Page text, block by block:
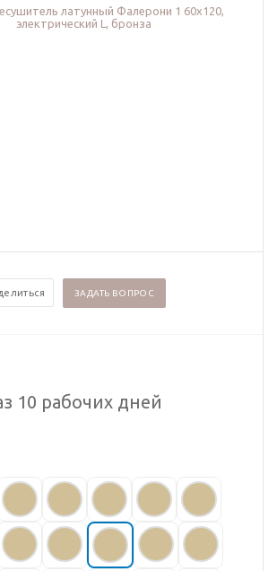
ЗАДАТЬ ВОПРОС
10 рабочих дней